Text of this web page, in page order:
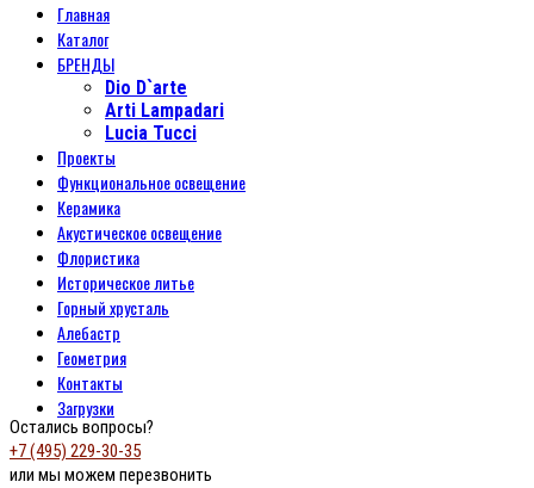
Главная
Каталог
БРЕНДЫ
Dio D`arte
Arti Lampadari
Lucia Tucci
Проекты
Функциональное освещение
Керамика
Акустическое освещение
Флористика
Историческое литье
Горный хрусталь
Алебастр
Геометрия
Контакты
Загрузки
Остались вопросы?
+7 (495) 229-30-35
или мы можем перезвонить